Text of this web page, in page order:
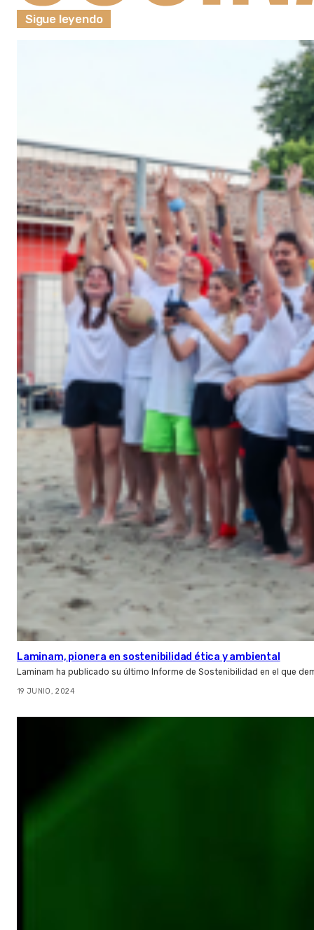
Sigue leyendo
Laminam, pionera en sostenibilidad ética y ambiental
Laminam ha publicado su último Informe de Sostenibilidad en el que
19 JUNIO, 2024